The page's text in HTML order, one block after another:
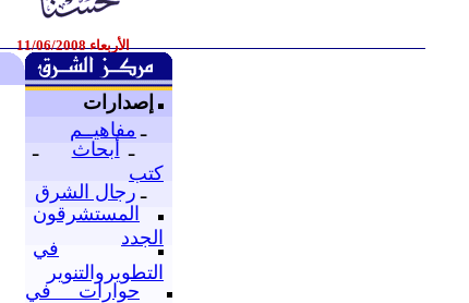
الأربعاء 11/06/2008
إصدارات
ـ مفاهيــم
ـ
أبحاث
ـ
كتب
ـ رجال الشرق
المستشرقون
الجدد
في
التطويروالتنوير
حوارات في